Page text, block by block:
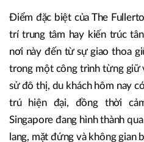
Điểm đặc biệt của The
trí trung tâm hay kiến trúc
nơi này đến từ sự giao thoa
trong một công trình từng giữ
sử đô thị, du khách hôm nay
trú hiện đại, đồng thời
Singapore đang hình thành
lang, mặt đứng và không gian